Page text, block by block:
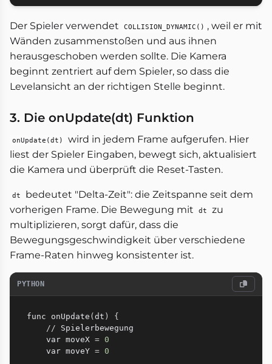
Der Spieler verwendet COLLISION_DYNAMIC() , weil er mit
Wänden zusammenstoßen und aus ihnen
herausgeschoben werden sollte. Die Kamera
beginnt zentriert auf dem Spieler, so dass die
Levelansicht an der richtigen Stelle beginnt.
3. Die onUpdate(dt) Funktion
onUpdate(dt)
wird in jedem Frame aufgerufen. Hier
liest der Spieler Eingaben, bewegt sich, aktualisiert
die Kamera und überprüft die Reset-Tasten.
dt
bedeutet "Delta-Zeit": die Zeitspanne seit dem
vorherigen Frame. Die Bewegung mit
dt
zu
multiplizieren, sorgt dafür, dass die
Bewegungsgeschwindigkeit über verschiedene
Frame-Raten hinweg konsistenter ist.
PYTHON
func onUpdate ( dt )
{
// Spielerbewegung
    var moveX
= 0
    var moveY
= 0